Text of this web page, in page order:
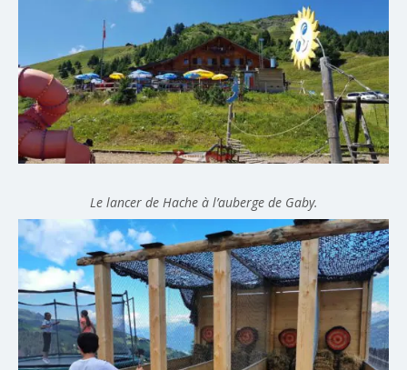
Le lancer de Hache à l’auberge de Gaby.